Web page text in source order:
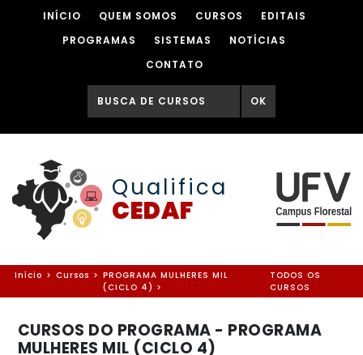
INÍCIO QUEM SOMOS CURSOS
EDITAIS
PROGRAMAS
SISTEMAS
NOTÍCIAS
CONTATO
OK
Qualifica
CEDAF
Início > Cursos > PROGRAMA MULHERES MIL
(CICLO 4) >
TODOS OS
CURSOS
CURSOS DO PROGRAMA - PROGRAMA
MULHERES MIL (CICLO 4)